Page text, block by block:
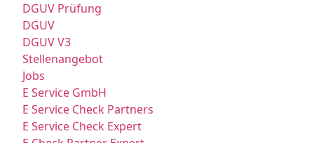
DGUV Prüfung
DGUV
DGUV V3
Stellenangebot
Jobs
E Service GmbH
E Service Check Partners
E Service Check Expert